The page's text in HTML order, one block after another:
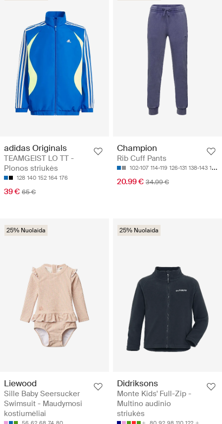
adidas Originals
TEAMGEIST LO TT -
Plonos striukės
128 140 152 164 176
39 € 65 €
Champion
Rib Cuff Pants
102-107 114-119 126-131 138-143 150-155
20.99 € 34.99 €
25% Nuolaida
Liewood
Sille Baby Seersucker
Swimsuit - Maudymosi
kostiumėliai
25% Nuolaida
Didriksons
Monte Kids' Full-Zip -
Multino audinio
striukės